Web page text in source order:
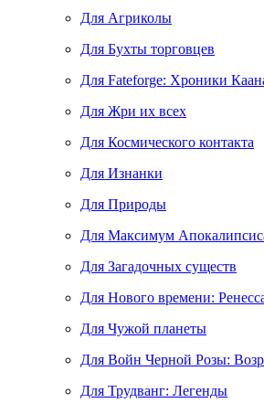
Для Агриколы
Для Бухты торговцев
Для Fateforge: Хроники
Для Жри их всех
Для Космического контакта
Для Изнанки
Для Природы
Для Максимум
Для Загадочных существ
Для Нового времени:
Для Чужой планеты
Для Войн Черной Розы:
Для Трудванг: Легенды